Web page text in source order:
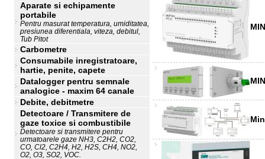
Aparate si echipamente
portabile
Pentru masurat temperatura, umiditatea,
presiunea diferentiala, viteza, debitul,
Tub Pitot
Carbometre
Consumabile inregistratoare,
hartie, penite, capete
Datalogger pentru semnale
analogice - maxim 64 canale
Debite, debitmetre
Detectoare / Transmitere de
gaze toxice si combustibile
Detectoare si transmitere pentru
urmatoarele gaze NH3, C2H2, CO2,
CO, Cl2, C2H4, H2, H2S, CH4, NO2,
O2, O3, SO2, VOC.